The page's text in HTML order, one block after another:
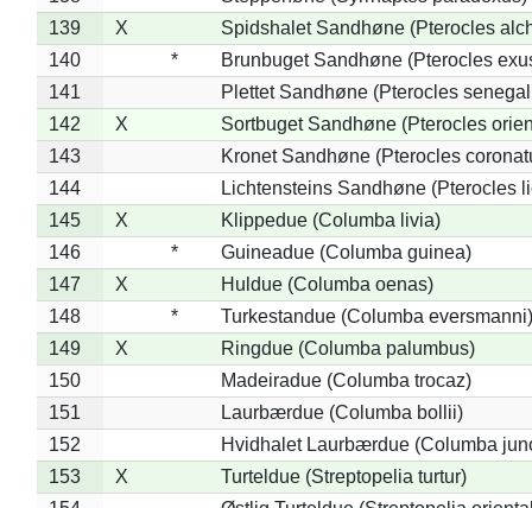
139
X
Spidshalet Sandhøne (Pterocles
140
*
Brunbuget Sandhøne (Pterocles
141
Plettet Sandhøne (Pterocles
142
X
Sortbuget Sandhøne (Pterocles
143
Kronet Sandhøne (Pterocles
144
Lichtensteins Sandhøne (Pterocles
145
X
Klippedue (Columba livia)
146
*
Guineadue (Columba guinea)
147
X
Huldue (Columba oenas)
148
*
Turkestandue (Columba eversmanni)
149
X
Ringdue (Columba palumbus)
150
Madeiradue (Columba trocaz)
151
Laurbærdue (Columba bollii)
152
Hvidhalet Laurbærdue (Columba
153
X
Turteldue (Streptopelia turtur)